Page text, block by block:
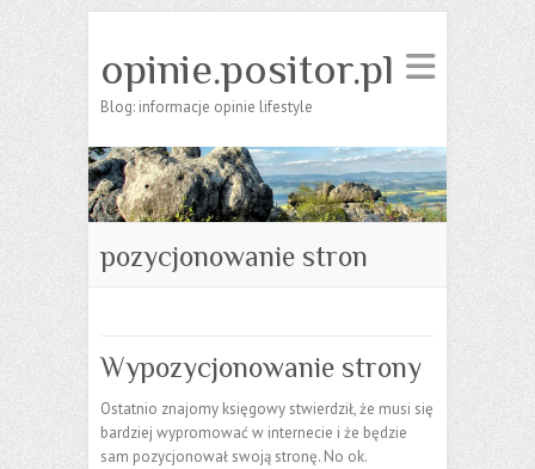
opinie.positor.pl
Blog: informacje opinie lifestyle
pozycjonowanie stron
Wypozycjonowanie strony
Ostatnio znajomy księgowy stwierdził, że musi się
bardziej wypromować w internecie i że będzie
sam pozycjonował swoją stronę. No ok.